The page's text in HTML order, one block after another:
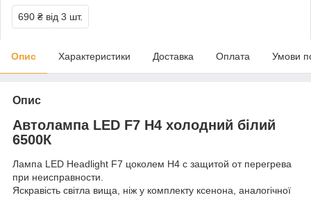
690 ₴ від 3 шт.
Опис Характеристики Доставка Оплата Умови
Опис
Автолампа LED F7 H4 холодний білий
6500К
Лампа LED Headlight F7 цоколем H4 с защитой от перегрева
при неисправности.
Яскравість світла вища, ніж у комплекту ксенона, аналогічної